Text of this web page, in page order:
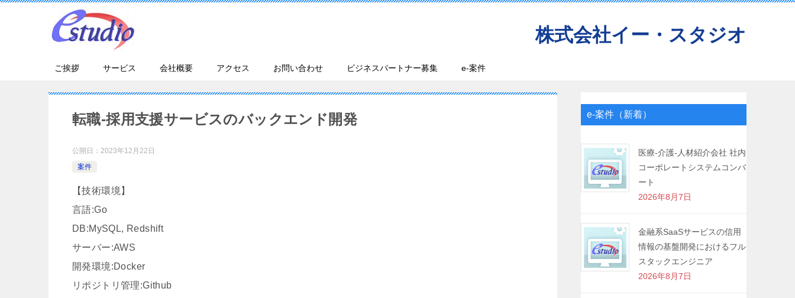
株式会社イー・スタジオ
ご挨拶 サービス 会社概要 アクセス お問い合わせ ビジネスパートナー募集 e-案件
転職-採用支援サービスのバックエンド開発
公開日： 2023年12月22日
案件
【技術環境】
言語:Go
DB:MySQL, Redshift
サーバー:AWS
開発環境:Docker
リポジトリ管理:Github
e-案件（新着）
医療-介護-人材紹介会社 社内
コーポレートシステムコンバ
ート
2026年8月7日
金融系SaaSサービスの信用
情報の基盤開発におけるフル
スタックエンジニア
2026年8月7日